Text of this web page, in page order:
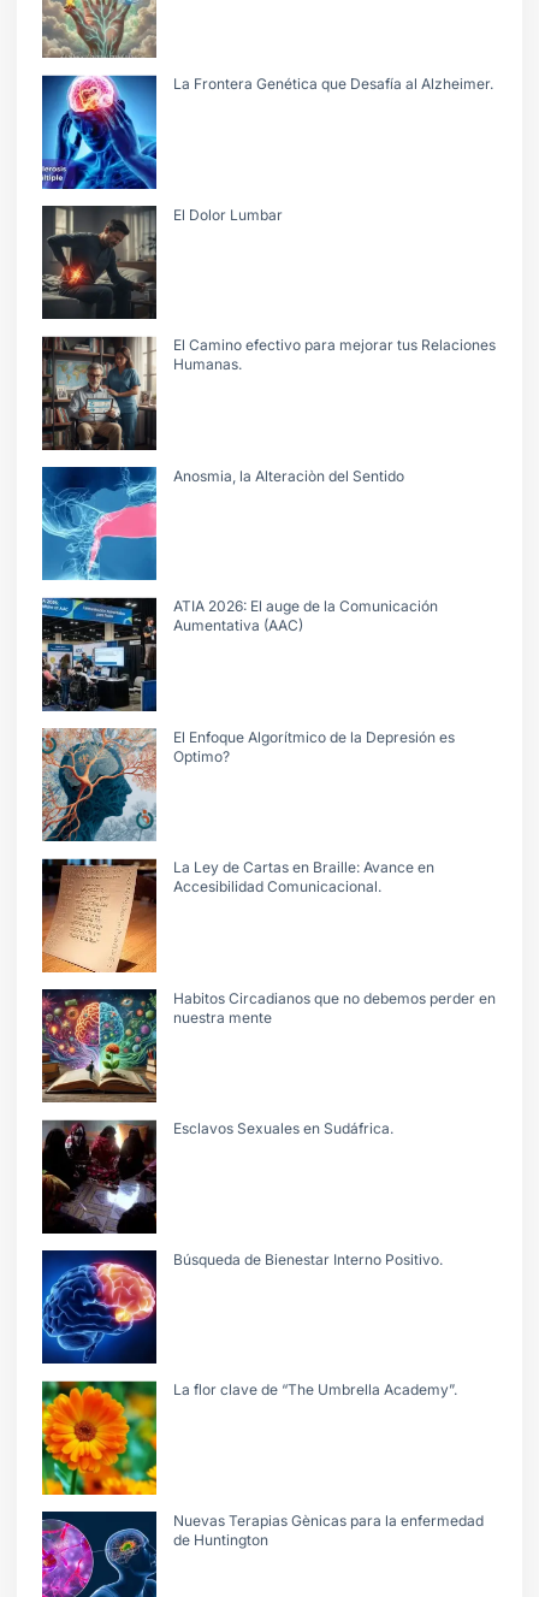
La Frontera Genética que Desafía al Alzheimer.
El Dolor Lumbar
El Camino efectivo para mejorar tus Relaciones
Humanas.
Anosmia, la Alteraciòn del Sentido
ATIA 2026: El auge de la Comunicación
Aumentativa (AAC)
El Enfoque Algorítmico de la Depresión es
Optimo?
La Ley de Cartas en Braille: Avance en
Accesibilidad Comunicacional.
Habitos Circadianos que no debemos perder en
nuestra mente
Esclavos Sexuales en Sudáfrica.
Búsqueda de Bienestar Interno Positivo.
La flor clave de “The Umbrella Academy”.
Nuevas Terapias Gènicas para la enfermedad
de Huntington